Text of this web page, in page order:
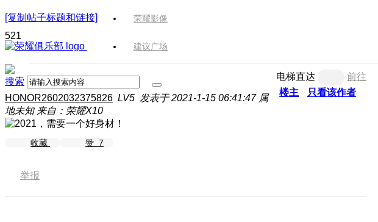
荣耀影像
建议广场
搜索
[复制帖子标题和链接]
521
电梯直达
前往
楼主
只看该作者
HONOR2602032375826 LV5 发表于 2021-1-15 06:41:47 属
地未知 来自：荣耀X10
收藏 赞 7
举报